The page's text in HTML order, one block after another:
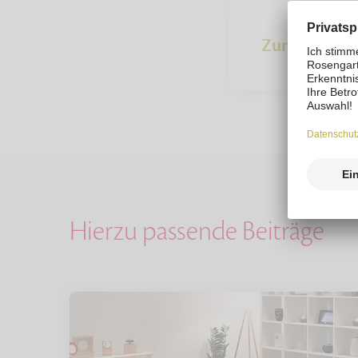
Zur
Hierzu passende Beiträge